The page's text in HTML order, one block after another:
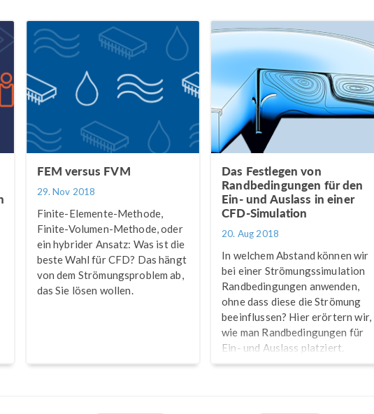
FEM versus FVM
29. Nov 2018
Finite-Elemente-Methode,
Finite-Volumen-Methode, oder
ein hybrider Ansatz: Was ist die
beste Wahl für CFD? Das hängt
von dem Strömungsproblem ab,
das Sie lösen wollen.
Das Festlegen von
Randbedingungen für den
Ein- und Auslass in einer
CFD-Simulation
20. Aug 2018
In welchem Abstand können wir
bei einer Strömungssimulation
Randbedingungen anwenden,
ohne dass diese die Strömung
beeinflussen? Hier erörtern wir,
wie man Randbedingungen für
Ein- und Auslass platziert.